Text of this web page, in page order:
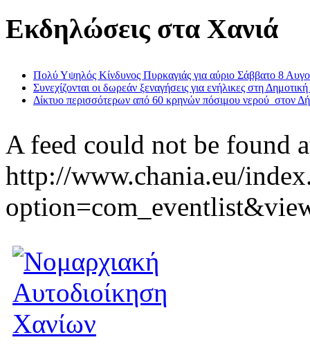
Εκδηλώσεις στα Χανιά
Πολύ Υψηλός Κίνδυνος Πυρκαγιάς για αύριο Σάββατο 8
Συνεχίζονται οι δωρεάν ξεναγήσεις για ενήλικες στη
Δίκτυο περισσότερων από 60 κρηνών πόσιμου νερού στον
A feed could not be found
http://www.chania.eu/